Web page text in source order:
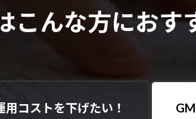
こんな方におす
用コストを下げたい！